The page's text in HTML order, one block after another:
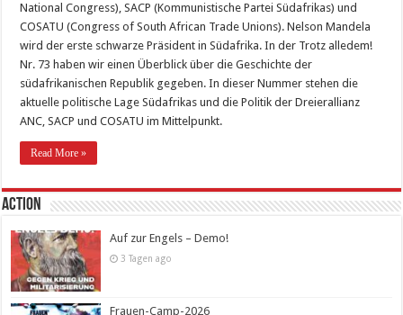
National Congress), SACP (Kommunistische Partei Südafrikas) und
COSATU (Congress of South African Trade Unions). Nelson Mandela
wird der erste schwarze Präsident in Südafrika. In der Trotz alledem!
Nr. 73 haben wir einen Überblick über die Geschichte der
südafrikanischen Republik gegeben. In dieser Nummer stehen die
aktuelle politische Lage Südafrikas und die Politik der Dreierallianz
ANC, SACP und COSATU im Mittelpunkt.
Read More »
Action
Auf zur Engels – Demo!
3 Tagen ago
Frauen-Camp-2026